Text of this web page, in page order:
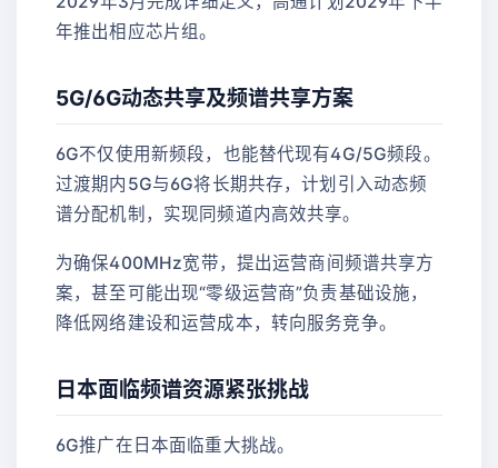
年推出相应芯片组。
5G/6G动态共享及频谱共享方案
6G不仅使用新频段，也能替代现有4G/5G频段。
过渡期内5G与6G将长期共存，计划引入动态频
谱分配机制，实现同频道内高效共享。
为确保400MHz宽带，提出运营商间频谱共享方
案，甚至可能出现“零级运营商”负责基础设施，
降低网络建设和运营成本，转向服务竞争。
日本面临频谱资源紧张挑战
6G推广在日本面临重大挑战。